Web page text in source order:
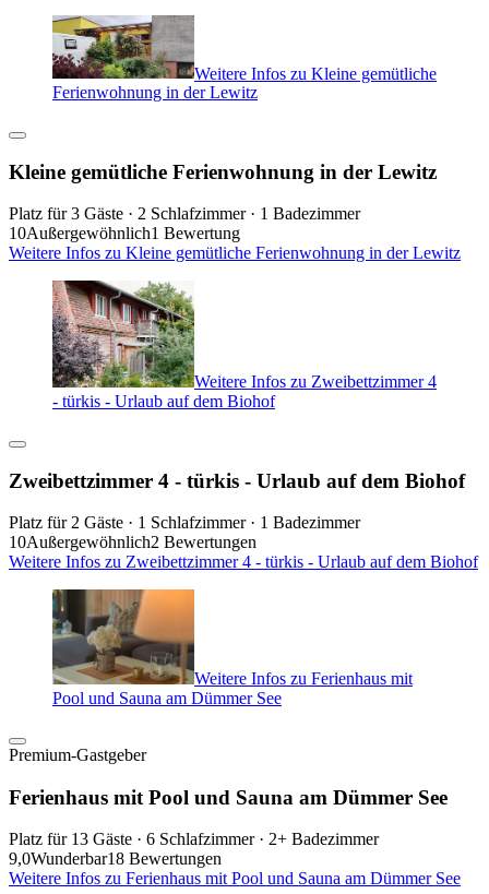
Weitere Infos zu Kleine gemütliche
Ferienwohnung in der Lewitz
Kleine gemütliche Ferienwohnung in der Lewitz
Platz für 3 Gäste · 2 Schlafzimmer · 1 Badezimmer
10Außergewöhnlich1 Bewertung
Weitere Infos zu Kleine gemütliche Ferienwohnung in der Lewitz
Weitere Infos zu Zweibettzimmer 4
- türkis - Urlaub auf dem Biohof
Zweibettzimmer 4 - türkis - Urlaub auf dem Biohof
Platz für 2 Gäste · 1 Schlafzimmer · 1 Badezimmer
10Außergewöhnlich2 Bewertungen
Weitere Infos zu Zweibettzimmer 4 - türkis - Urlaub auf dem Biohof
Weitere Infos zu Ferienhaus mit
Pool und Sauna am Dümmer See
Premium-Gastgeber
Ferienhaus mit Pool und Sauna am Dümmer See
Platz für 13 Gäste · 6 Schlafzimmer · 2+ Badezimmer
9,0Wunderbar18 Bewertungen
Weitere Infos zu Ferienhaus mit Pool und Sauna am Dümmer See